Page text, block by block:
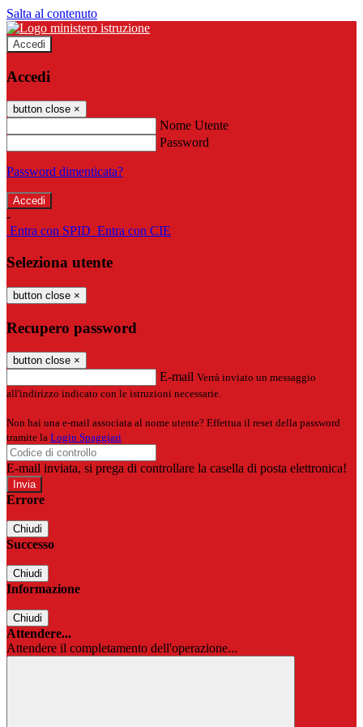
Salta al contenuto
Accedi
Accedi
button close ×
Nome Utente
Password
Password dimenticata?
-
Entra con SPID Entra con CIE
Seleziona utente
button close ×
Recupero password
button close ×
E-mail Verrà inviato un messaggio
all'indirizzo indicato con le istruzioni necessarie.
Non hai una e-mail associata al nome utente? Effettua il reset della password
tramite la Login Spaggiari
E-mail inviata, si prega di controllare la casella di posta elettronica!
Errore
Chiudi
Successo
Chiudi
Informazione
Chiudi
Attendere...
Attendere il completamento dell'operazione...